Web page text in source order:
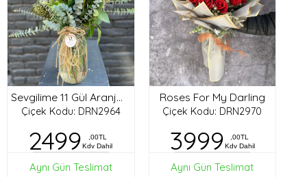
Sevgilime 11 Gül Aranjman
Çiçek Kodu: DRN2964
2499
,00TL
Kdv Dahil
Aynı Gün Teslimat
Roses For My Darling
Çiçek Kodu: DRN2970
3999
,00TL
Kdv Dahil
Aynı Gün Teslimat